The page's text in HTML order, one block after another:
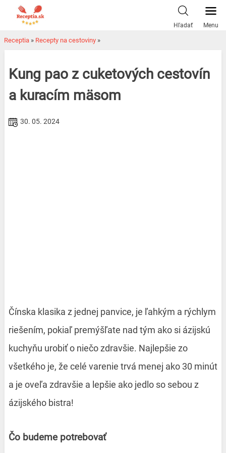
Hľadať Menu
Receptia » Recepty na cestoviny »
Kung pao z cuketových cestovín
a kuracím mäsom
30. 05. 2024
Čínska klasika z jednej panvice, je ľahkým a rýchlym
riešením, pokiaľ premýšľate nad tým ako si ázijskú
kuchyňu urobiť o niečo zdravšie. Najlepšie zo
všetkého je, že celé varenie trvá menej ako 30 minút
a je oveľa zdravšie a lepšie ako jedlo so sebou z
ázijského bistra!
Čo budeme potrebovať